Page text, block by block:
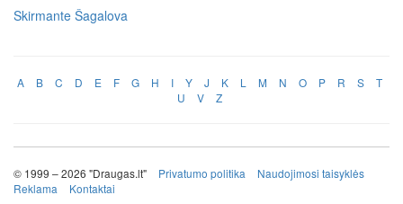
Skirmante Šagalova
A B C D E F G H I Y J K L M N O P R S
T
U
V Z
© 1999 – 2026 "Draugas.lt" Privatumo politika
Naudojimosi taisyklės
Reklama
Kontaktai